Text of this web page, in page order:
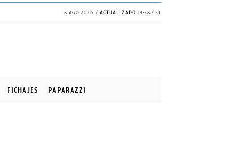
8 AGO 2026 ACTUALIZADO 14:38 CET
FICHAJES PAPARAZZI